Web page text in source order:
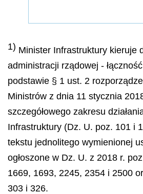
1) Minister Infrastruktury kieruje
administracji rządowej -
podstawie § 1 ust. 2
Ministrów z dnia 11 stycznia
szczegółowego zakresu
Infrastruktury (Dz. U. poz. 101 i
tekstu jednolitego wymienionej
ogłoszone w Dz. U. z 2018 r.
1669, 1693, 2245, 2354 i 2500
303 i 326.